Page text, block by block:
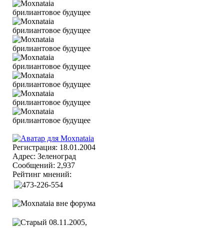
Регистрация: 18.01.2004
Адрес: Зеленоград
Сообщений: 2,937
Рейтинг мнений:
08.11.2005,